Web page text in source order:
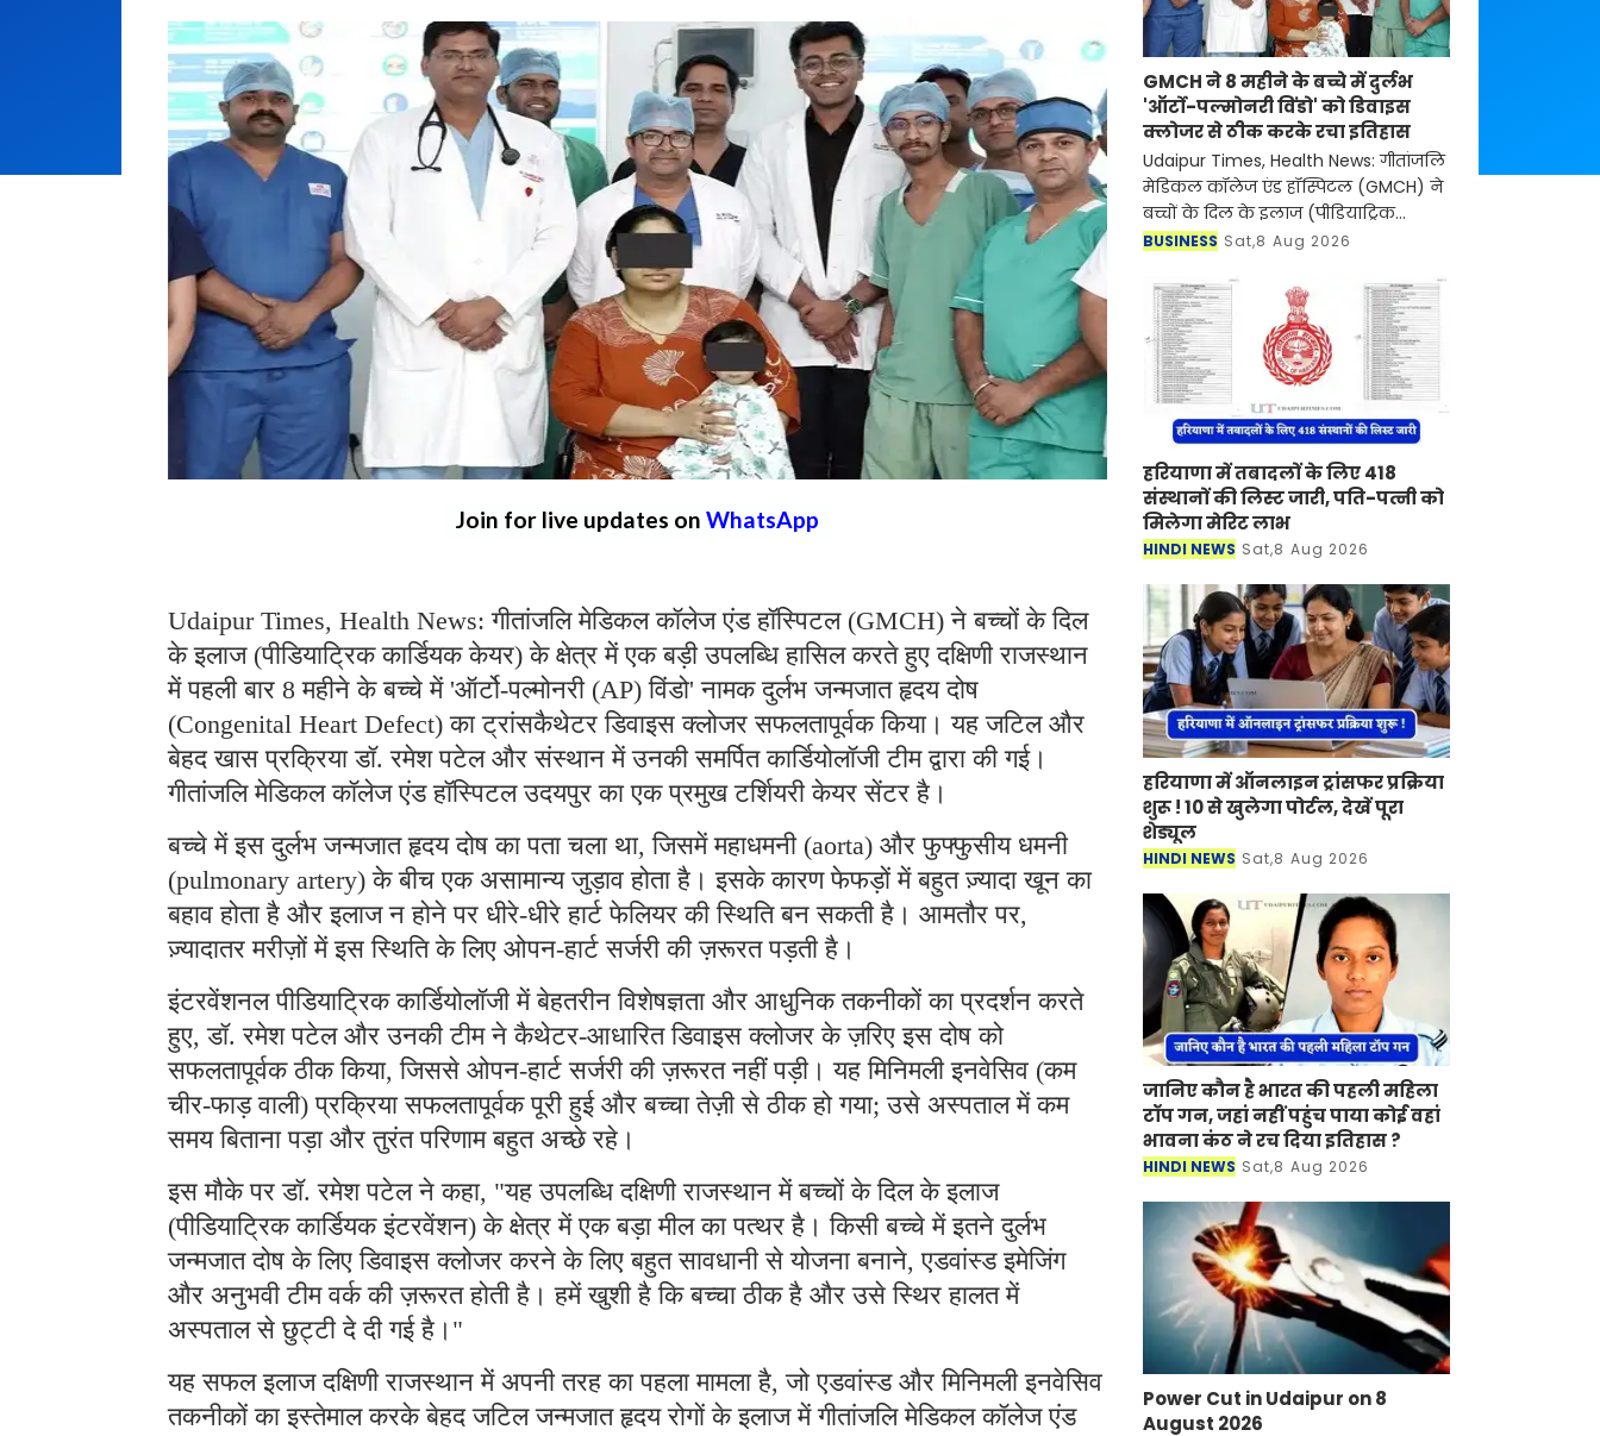
Join for live updates on WhatsApp
Udaipur Times, Health News: गीतांजलि मेडिकल कॉलेज एंड हॉस्पिटल (GMCH) ने बच्चों के दिल
के इलाज (पीडियाट्रिक कार्डियक केयर) के क्षेत्र में एक बड़ी उपलब्धि हासिल करते हुए दक्षिणी राजस्थान
में पहली बार 8 महीने के बच्चे में 'ऑर्टो-पल्मोनरी (AP) विंडो' नामक दुर्लभ जन्मजात हृदय दोष
(Congenital Heart Defect) का ट्रांसकैथेटर डिवाइस क्लोजर सफलतापूर्वक किया। यह जटिल और
बेहद खास प्रक्रिया डॉ. रमेश पटेल और संस्थान में उनकी समर्पित कार्डियोलॉजी टीम द्वारा की गई।
गीतांजलि मेडिकल कॉलेज एंड हॉस्पिटल उदयपुर का एक प्रमुख टर्शियरी केयर सेंटर है।
बच्चे में इस दुर्लभ जन्मजात हृदय दोष का पता चला था, जिसमें महाधमनी (aorta) और फुफ्फुसीय धमनी
(pulmonary artery) के बीच एक असामान्य जुड़ाव होता है। इसके कारण फेफड़ों में बहुत ज़्यादा खून का
बहाव होता है और इलाज न होने पर धीरे-धीरे हार्ट फेलियर की स्थिति बन सकती है। आमतौर पर,
ज़्यादातर मरीज़ों में इस स्थिति के लिए ओपन-हार्ट सर्जरी की ज़रूरत पड़ती है।
इंटरवेंशनल पीडियाट्रिक कार्डियोलॉजी में बेहतरीन विशेषज्ञता और आधुनिक तकनीकों का प्रदर्शन करते
हुए, डॉ. रमेश पटेल और उनकी टीम ने कैथेटर-आधारित डिवाइस क्लोजर के ज़रिए इस दोष को
सफलतापूर्वक ठीक किया, जिससे ओपन-हार्ट सर्जरी की ज़रूरत नहीं पड़ी। यह मिनिमली इनवेसिव (कम
चीर-फाड़ वाली) प्रक्रिया सफलतापूर्वक पूरी हुई और बच्चा तेज़ी से ठीक हो गया; उसे अस्पताल में कम
समय बिताना पड़ा और तुरंत परिणाम बहुत अच्छे रहे।
इस मौके पर डॉ. रमेश पटेल ने कहा, "यह उपलब्धि दक्षिणी राजस्थान में बच्चों के दिल के इलाज
(पीडियाट्रिक कार्डियक इंटरवेंशन) के क्षेत्र में एक बड़ा मील का पत्थर है। किसी बच्चे में इतने दुर्लभ
जन्मजात दोष के लिए डिवाइस क्लोजर करने के लिए बहुत सावधानी से योजना बनाने, एडवांस्ड इमेजिंग
और अनुभवी टीम वर्क की ज़रूरत होती है। हमें खुशी है कि बच्चा ठीक है और उसे स्थिर हालत में
अस्पताल से छुट्टी दे दी गई है।"
यह सफल इलाज दक्षिणी राजस्थान में अपनी तरह का पहला मामला है, जो एडवांस्ड और मिनिमली इनवेसिव
तकनीकों का इस्तेमाल करके बेहद जटिल जन्मजात हृदय रोगों के इलाज में गीतांजलि मेडिकल कॉलेज एंड
GMCH ने 8 महीने के बच्चे में दुर्लभ
'ऑर्टो-पल्मोनरी विंडो' को डिवाइस
क्लोजर से ठीक करके रचा इतिहास
Udaipur Times, Health News: गीतांजलि
मेडिकल कॉलेज एंड हॉस्पिटल (GMCH) ने
बच्चों के दिल के इलाज (पीडियाट्रिक
कार्डियक केयर) के क्षेत्र में एक बड़ी उपलब्धि
बार
BUSINESS Sat,8 Aug 2026
हरियाणा में तबादलों के लिए 418
संस्थानों की लिस्ट जारी, पति-पत्नी को
मिलेगा मेरिट लाभ
HINDI NEWS Sat,8 Aug 2026
हरियाणा में ऑनलाइन ट्रांसफर प्रक्रिया
शुरू ! 10 से खुलेगा पोर्टल, देखें पूरा
शेड्यूल
HINDI NEWS Sat,8 Aug 2026
जानिए कौन है भारत की पहली महिला
टॉप गन, जहां नहीं पहुंच पाया कोई वहां
भावना कंठ ने रच दिया इतिहास ?
HINDI NEWS Sat,8 Aug 2026
Power Cut in Udaipur on 8
August 2026